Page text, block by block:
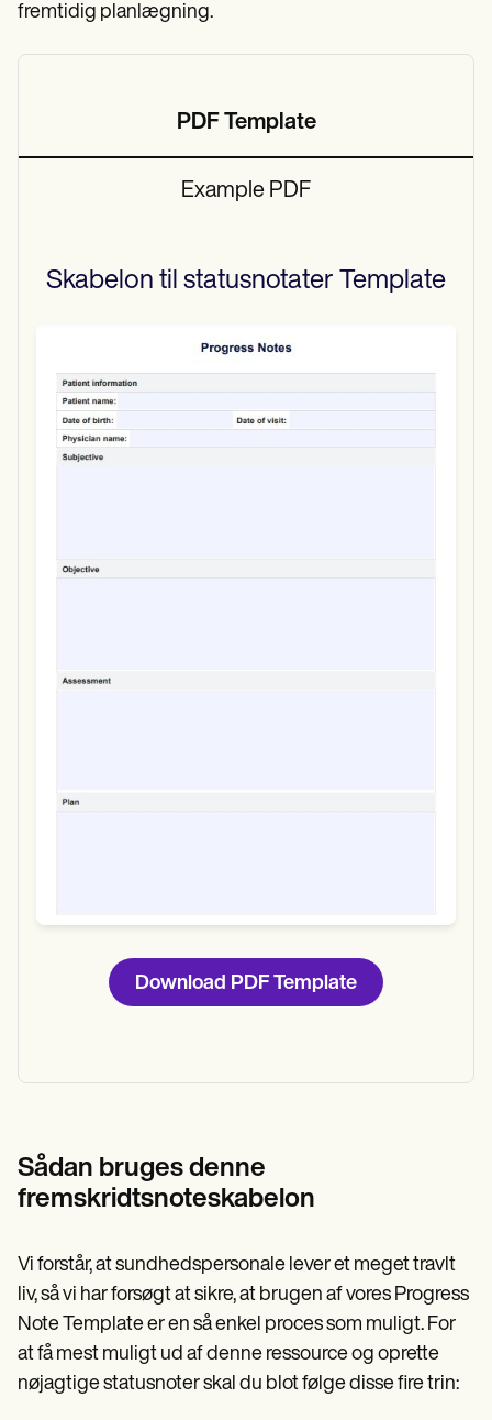
fremtidig planlægning.
PDF Template
Example PDF
Skabelon til statusnotater Template
Download PDF Template
Sådan bruges denne
fremskridtsnoteskabelon
Vi forstår, at sundhedspersonale lever et meget travlt
liv, så vi har forsøgt at sikre, at brugen af vores Progress
Note Template er en så enkel proces som muligt. For
at få mest muligt ud af denne ressource og oprette
nøjagtige statusnoter skal du blot følge disse fire trin: